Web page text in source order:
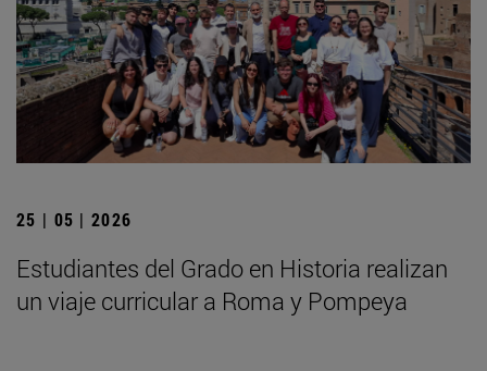
25 | 05 | 2026
Estudiantes del Grado en Historia realizan
un viaje curricular a Roma y Pompeya